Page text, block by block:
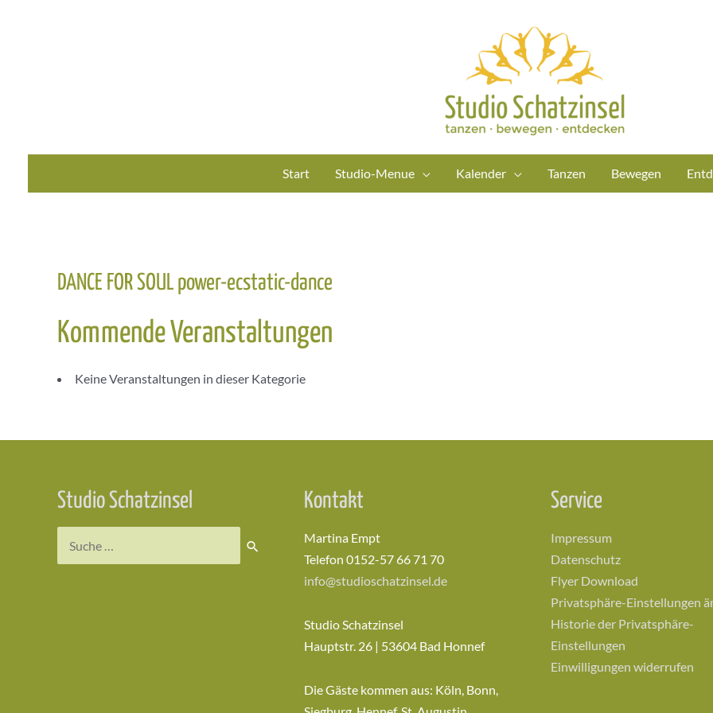
Start Studio-Menue Kalender Tanzen Bewegen
DANCE FOR SOUL power-ecstatic-dance
Kommende Veranstaltungen
Keine Veranstaltungen in dieser Kategorie
Studio Schatzinsel Kontakt
Martina Empt
Telefon 0152-57 66 71 70
info@studioschatzinsel.de
Studio Schatzinsel
Hauptstr. 26 | 53604 Bad Honnef
Die Gäste kommen aus: Köln, Bonn,
Service
Impressum
Datenschutz
Flyer Download
Privatsphäre-Einstellungen
Historie der Privatsphäre-
Einstellungen
Einwilligungen widerrufen